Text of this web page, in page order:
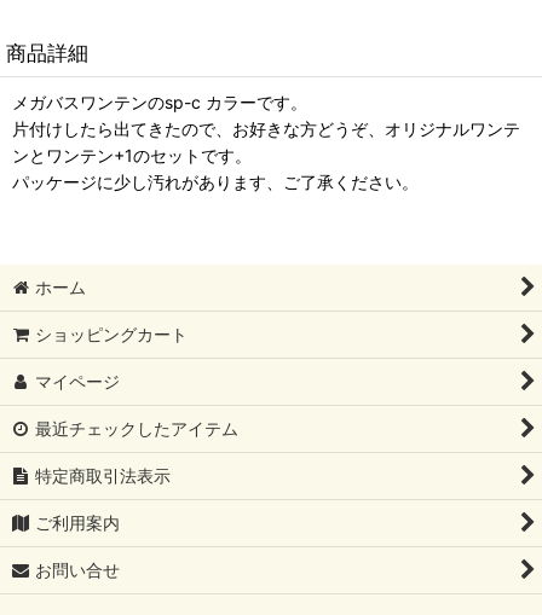
商品詳細
メガバスワンテンのsp-c カラーです。
片付けしたら出てきたので、お好きな方どうぞ、オリジナルワンテ
ンとワンテン+1のセットです。
パッケージに少し汚れがあります、ご了承ください。
ホーム
ショッピングカート
マイページ
最近チェックしたアイテム
特定商取引法表示
ご利用案内
お問い合せ